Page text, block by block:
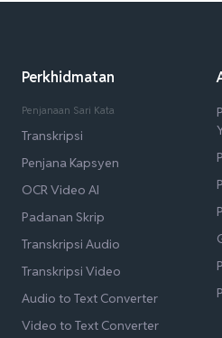
Perkhidmatan
Penjanaan Sari Kata
Transkripsi
Penjana Kapsyen
OCR Video AI
Padanan Skrip
Transkripsi Audio
Transkripsi Video
Audio to Text Converter
Video to Text Converter